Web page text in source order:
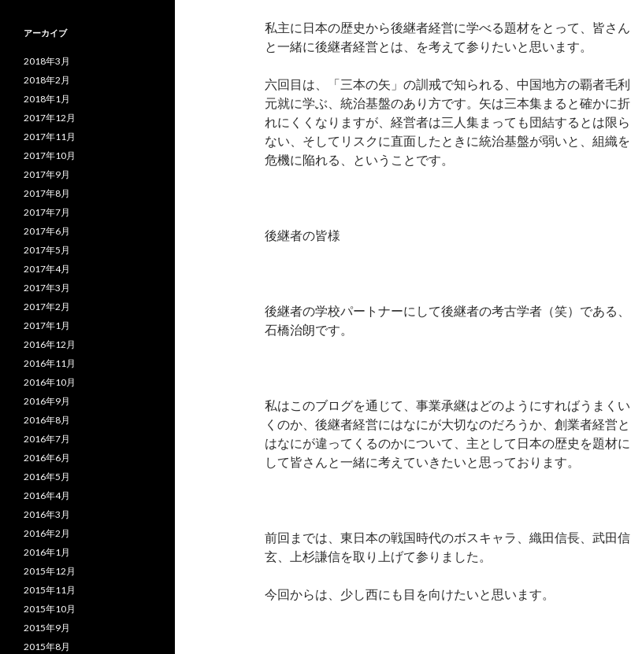
私主に日本の歴史から後継者経営に学べる題材をとって、皆さん
と一緒に後継者経営とは、を考えて参りたいと思います。
六回目は、「三本の矢」の訓戒で知られる、中国地方の覇者毛利
元就に学ぶ、統治基盤のあり方です。矢は三本集まると確かに折
れにくくなりますが、経営者は三人集まっても団結するとは限ら
ない、そしてリスクに直面したときに統治基盤が弱いと、組織を
危機に陥れる、ということです。
後継者の皆様
後継者の学校パートナーにして後継者の考古学者（笑）である、
石橋治朗です。
私はこのブログを通じて、事業承継はどのようにすればうまくい
くのか、後継者経営にはなにが大切なのだろうか、創業者経営と
はなにが違ってくるのかについて、主として日本の歴史を題材に
して皆さんと一緒に考えていきたいと思っております。
前回までは、東日本の戦国時代のボスキャラ、織田信長、武田信
玄、上杉謙信を取り上げて参りました。
今回からは、少し西にも目を向けたいと思います。
アーカイブ
2018年3月
2018年2月
2018年1月
2017年12月
2017年11月
2017年10月
2017年9月
2017年8月
2017年7月
2017年6月
2017年5月
2017年4月
2017年3月
2017年2月
2017年1月
2016年12月
2016年11月
2016年10月
2016年9月
2016年8月
2016年7月
2016年6月
2016年5月
2016年4月
2016年3月
2016年2月
2016年1月
2015年12月
2015年11月
2015年10月
2015年9月
2015年8月